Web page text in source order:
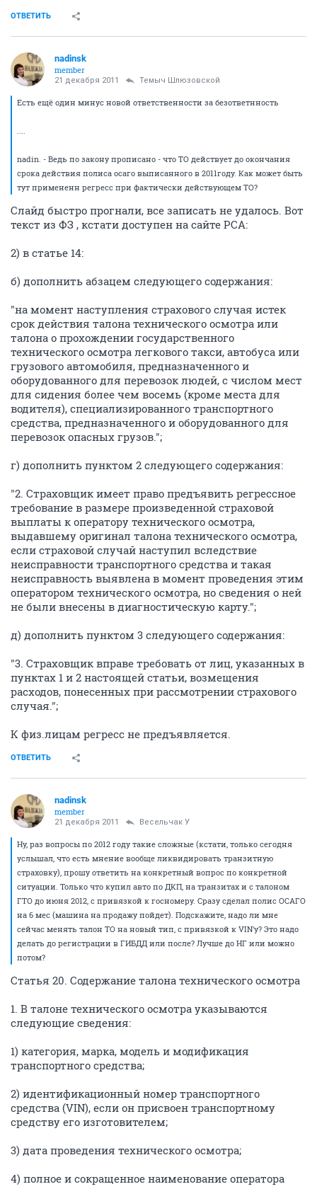
ОТВЕТИТЬ
nadinsk
member
21 декабря 2011 Темыч Шлюзовской
Есть ещё один минус новой ответственности за безответнность
nadin. - Ведь по закону прописано - что ТО действует до окончания
срока действия полиса осаго выписанного в 2011году. Как может быть
тут примененн регресс при фактически действующем ТО?
Слайд быстро прогнали, все записать не удалось. Вот
текст из ФЗ , кстати доступен на сайте РСА:
2) в статье 14:
б) дополнить абзацем следующего содержания:
"на момент наступления страхового случая истек
срок действия талона технического осмотра или
талона о прохождении государственного
технического осмотра легкового такси, автобуса или
грузового автомобиля, предназначенного и
оборудованного для перевозок людей, с числом мест
для сидения более чем восемь (кроме места для
водителя), специализированного транспортного
средства, предназначенного и оборудованного для
перевозок опасных грузов.";
г) дополнить пунктом 2 следующего содержания:
"2. Страховщик имеет право предъявить регрессное
требование в размере произведенной страховой
выплаты к оператору технического осмотра,
выдавшему оригинал талона технического осмотра,
если страховой случай наступил вследствие
неисправности транспортного средства и такая
неисправность выявлена в момент проведения этим
оператором технического осмотра, но сведения о ней
не были внесены в диагностическую карту.";
д) дополнить пунктом 3 следующего содержания:
"3. Страховщик вправе требовать от лиц, указанных в
пунктах 1 и 2 настоящей статьи, возмещения
расходов, понесенных при рассмотрении страхового
случая.";
К физ.лицам регресс не предъявляется.
ОТВЕТИТЬ
nadinsk
member
21 декабря 2011 Весельчак У
Ну, раз вопросы по 2012 году такие сложные (кстати, только сегодня
услышал, что есть мнение вообще ликвидировать транзитную
страховку), прошу ответить на конкретный вопрос по конкретной
ситуации. Только что купил авто по ДКП, на транзитах и с талоном
ГТО до июня 2012, с привязкой к госномеру. Сразу сделал полис ОСАГО
на 6 мес (машина на продажу пойдет). Подскажите, надо ли мне
сейчас менять талон ТО на новый тип, с привязкой к VIN'у? Это надо
делать до регистрации в ГИБДД или после? Лучше до НГ или можно
потом?
Статья 20. Содержание талона технического осмотра
1. В талоне технического осмотра указываются
следующие сведения:
1) категория, марка, модель и модификация
транспортного средства;
2) идентификационный номер транспортного
средства (VIN), если он присвоен транспортному
средству его изготовителем;
3) дата проведения технического осмотра;
4) полное и сокращенное наименование оператора